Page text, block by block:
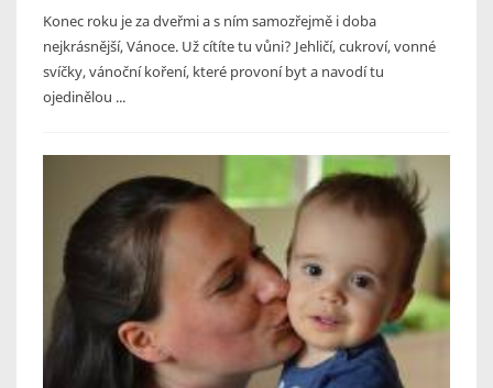
Konec roku je za dveřmi a s ním samozřejmě i doba
nejkrásnější, Vánoce. Už cítíte tu vůni? Jehličí, cukroví, vonné
svíčky, vánoční koření, které provoní byt a navodí tu
ojedinělou ...